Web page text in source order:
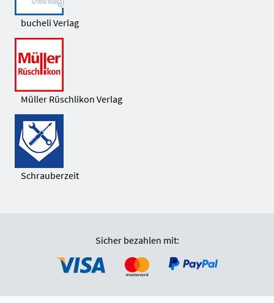
bucheli Verlag
Müller Rüschlikon Verlag
Schrauberzeit
Sicher bezahlen mit: